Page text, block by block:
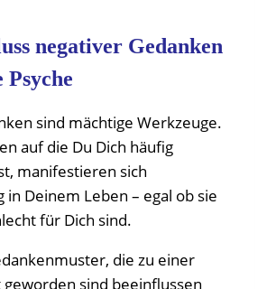
negativer Gedanken
Psyche
sind mächtige Werkzeuge.
auf die Du Dich häufig
manifestieren sich
in Deinem Leben – egal ob sie
für Dich sind.
die zu einer
sind beeinflussen